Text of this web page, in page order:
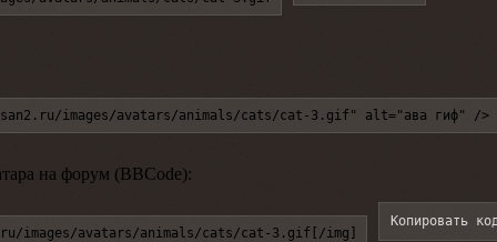
images/avatars/animals/cats/cat-3.gif" alt="ава гиф" />
на форум (BBCode):
images/avatars/animals/cats/cat-3.gif[/img]
Копировать